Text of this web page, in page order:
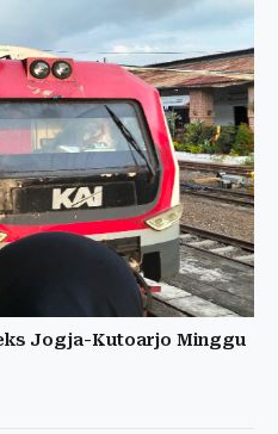
Jogja-Kutoarjo Minggu